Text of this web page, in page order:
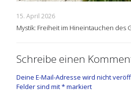
15. April 2026
Mystik: Freiheit im Hineintauchen des
Schreibe einen
Deine E-Mail-Adresse wird nicht
Felder sind mit*markiert